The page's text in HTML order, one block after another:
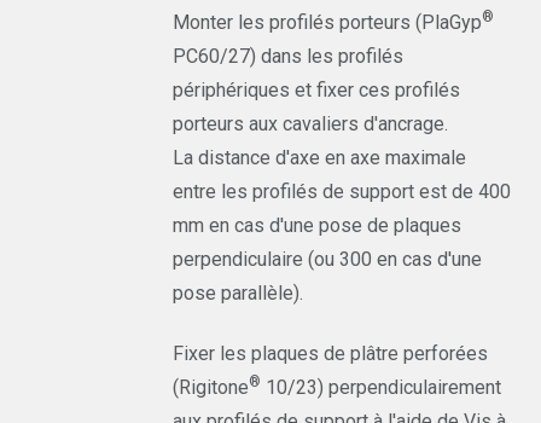
Monter les profilés porteurs (PlaGyp®
PC60/27) dans les profilés
périphériques et fixer ces profilés
porteurs aux cavaliers d'ancrage.
La distance d'axe en axe maximale
entre les profilés de support est de 400
mm en cas d'une pose de plaques
perpendiculaire (ou 300 en cas d'une
pose parallèle).
Fixer les plaques de plâtre perforées
(Rigitone® 10/23) perpendiculairement